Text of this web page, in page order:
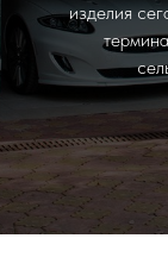
изделия